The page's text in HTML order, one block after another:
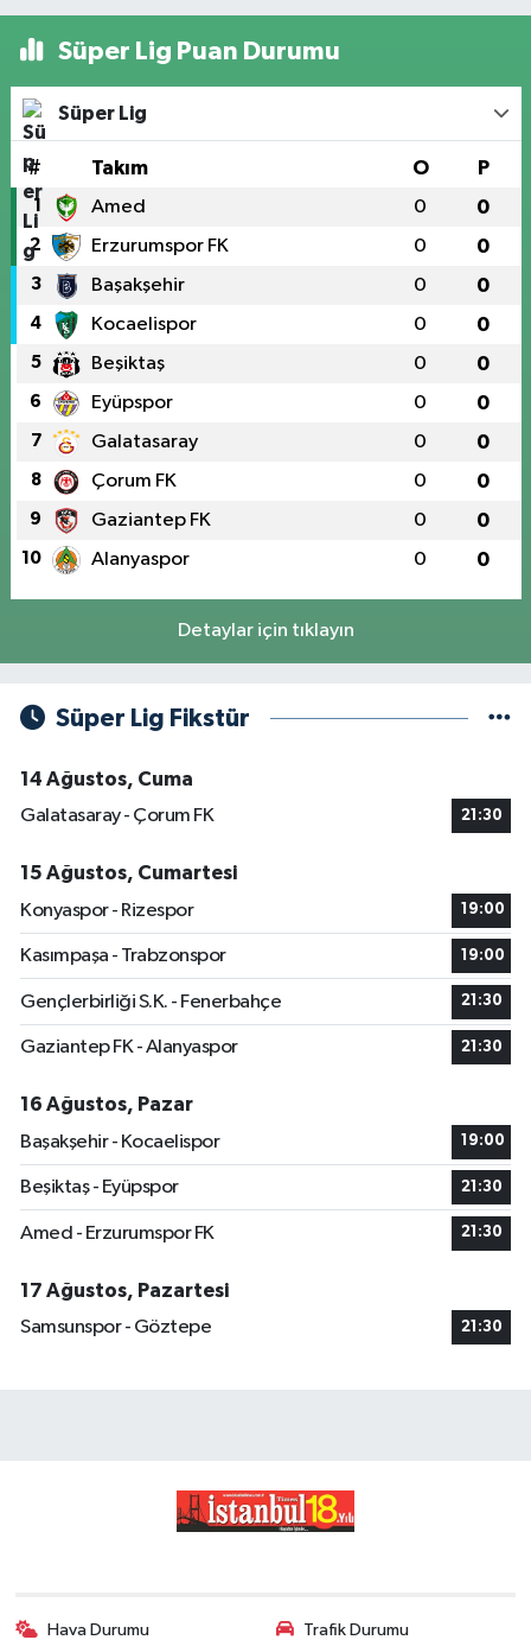
Süper Lig Puan Durumu
Süper Lig
# Takım O P
1 Amed 0 0
2 Erzurumspor FK 0 0
3 Başakşehir 0 0
4 Kocaelispor 0 0
5 Beşiktaş 0 0
6 Eyüpspor 0 0
7 Galatasaray 0 0
8 Çorum FK 0 0
9 Gaziantep FK 0 0
10 Alanyaspor 0 0
Detaylar için tıklayın
Süper Lig Fikstür
14 Ağustos, Cuma
Galatasaray - Çorum FK
21:30
15 Ağustos, Cumartesi
Konyaspor - Rizespor
19:00
Kasımpaşa - Trabzonspor 19:00
Gençlerbirliği S.K. - Fenerbahçe 21:30
Gaziantep FK - Alanyaspor 21:30
16 Ağustos, Pazar
Başakşehir - Kocaelispor
19:00
Beşiktaş - Eyüpspor 21:30
Amed - Erzurumspor FK 21:30
17 Ağustos, Pazartesi
Samsunspor - Göztepe
21:30
Hava Durumu Trafik Durumu